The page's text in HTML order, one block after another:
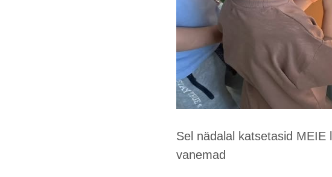
Sel nädalal katsetasid
vanemad